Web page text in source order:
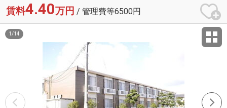
賃料4.40万円 / 管理費等6500円
1 /14